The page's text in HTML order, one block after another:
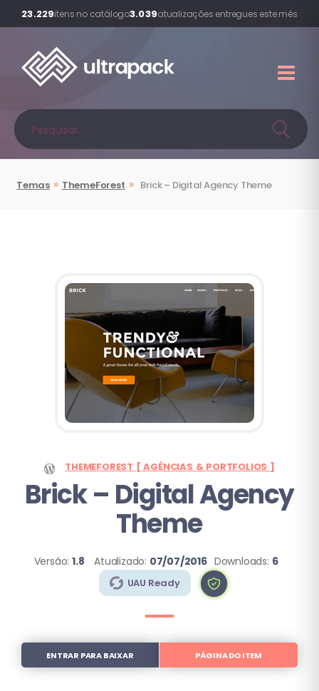
23.229itens no catálogo3.039atualizações entregues este mês
Temas » ThemeForest » Brick – Digital Agency Theme
THEMEFOREST [ AGÊNCIAS & PORTFOLIOS ]
Brick – Digital Agency
Theme
Versão: 1.8 Atualizado: 07/07/2016 Downloads: 6
UAU Ready
ENTRAR PARA BAIXAR PÁGINA DO ITEM